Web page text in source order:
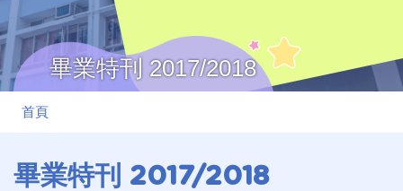
畢業特刊 2017/2018
導
連
首頁
畢業特刊 2017/2018